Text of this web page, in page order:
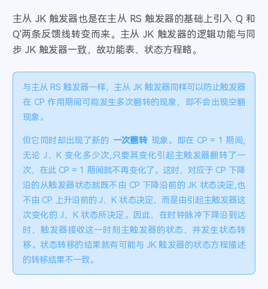
主从 JK 触发器也是在主从 RS 触发器的基础上引入 Q 和
Q'两条反馈线转变而来。主从 JK 触发器的逻辑功能与同
步 JK 触发器一致，故功能表、状态方程略。
与主从 RS 触发器一样，主从 JK 触发器同样可以防止触发器
在 CP 作用期间可能发生多次翻转的现象，即不会出现空翻
现象。
但它同时却出现了新的 一次翻转 现象。即在 CP = 1 期间,
无论 J、K 变化多少次,只要其变化引起主触发器翻转了一
次，在此 CP = 1 期间就不再变化了。这时，对应于 CP 下降
沿的从触发器状态就既不由 CP 下降沿前的 JK 状态决定,也
不由 CP 上升沿前的 J、K 状态决定，而是由引起主触发器这
次变化的 J、K 状态所决定。因此，在时钟脉冲下降沿到达
时，触发器接收这一时刻主触发器的状态，并发生状态转
移。状态转移的结果就有可能与 JK 触发器的状态方程描述
的转移结果不一致。